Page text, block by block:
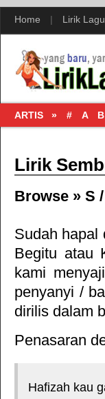
Home | Lirik
ARTIS » # A B
Lirik
Browse » S /
Sudah
Begitu atau
kami
penyanyi /
dirilis dalam
Penasaran
Hafizah kau